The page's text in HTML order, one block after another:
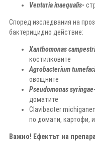
Venturia inaequalis-
Според изследвания на
бактерицидно действие:
Xanthomonas
костилковите
Agrobacterium
овощните
Pseudomonas syringae
доматите
Clavibacter
по домати, картофи, и
Важно! Ефектът на